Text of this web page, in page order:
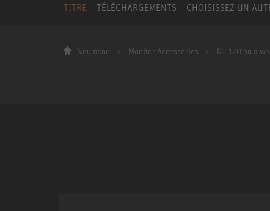
TITRE TÉLÉCHARGEMENTS CHOISISSEZ UN
Neumann Monitor Accessories KH 120 on a